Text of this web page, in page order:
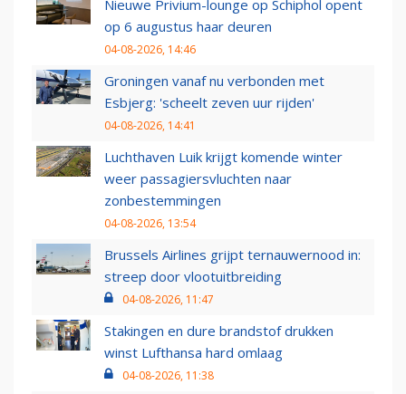
Nieuwe Privium-lounge op Schiphol opent
op 6 augustus haar deuren
04-08-2026, 14:46
Groningen vanaf nu verbonden met
Esbjerg: 'scheelt zeven uur rijden'
04-08-2026, 14:41
Luchthaven Luik krijgt komende winter
weer passagiersvluchten naar
zonbestemmingen
04-08-2026, 13:54
Brussels Airlines grijpt ternauwernood in:
streep door vlootuitbreiding
04-08-2026, 11:47
Stakingen en dure brandstof drukken
winst Lufthansa hard omlaag
04-08-2026, 11:38